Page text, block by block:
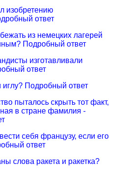
изобретению
ответ
из немецких лагерей
Подробный ответ
изготавливали
ответ
иглу? Подробный ответ
пыталось скрыть тот факт,
в стране фамилия -
себя французу, если его
ответ
слова ракета и ракетка?